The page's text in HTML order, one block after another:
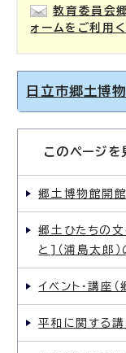
教育委員会
ォームをご利用く
日立市郷土博
このページ
郷土博物館開
郷土ひたちの
と]（浦島太郎
イベント・講座
平和に関する講